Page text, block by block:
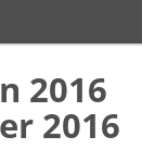
2016
2016